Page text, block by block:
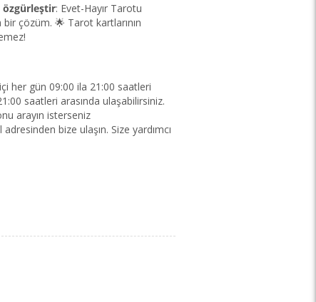
özgürleştir: Evet-Hayır Tarotu
çözüm. 🌟 Tarot kartlarının
her gün 09:00 ila 21:00 saatleri
saatleri arasında ulaşabilirsiniz.
arayın isterseniz